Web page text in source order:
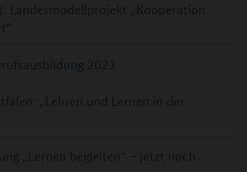
Landesmodellprojekt „Kooperation
2023
„Lehren und Lernen in der
„Lernen begleiten“ – jetzt noch